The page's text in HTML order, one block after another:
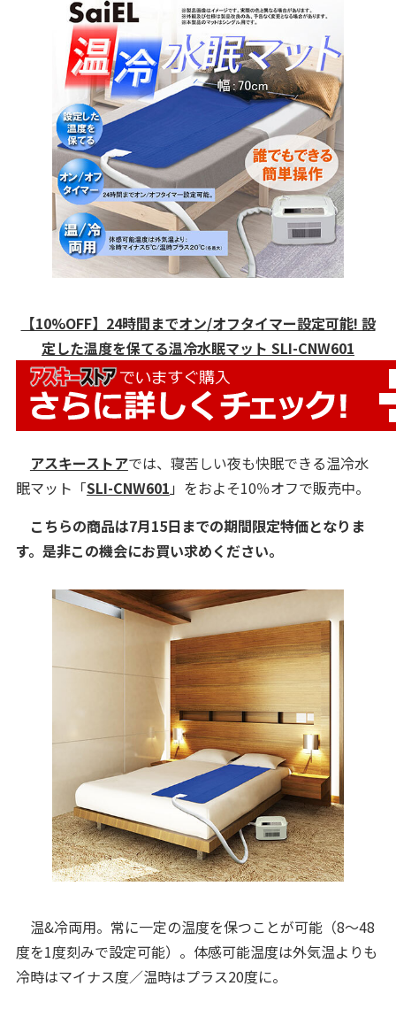
【10%OFF】24時間までオン/オフタイマー設定可能! 設
定した温度を保てる温冷水眠マット SLI-CNW601
アスキーストアでは、寝苦しい夜も快眠できる温冷水
眠マット「SLI-CNW601 」をおよそ10％オフで販売中。
こちらの商品は7月15日までの期間限定特価となりま
す。是非この機会にお買い求めください。
温&冷両用。常に一定の温度を保つことが可能（8～48
度を1度刻みで設定可能）。体感可能温度は外気温よりも
冷時はマイナス度／温時はプラス20度に。